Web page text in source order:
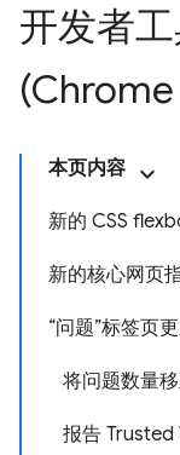
开发者
本页内容
新的 CSS
新的核心网页
“问题”标签页
将问题数量
报告